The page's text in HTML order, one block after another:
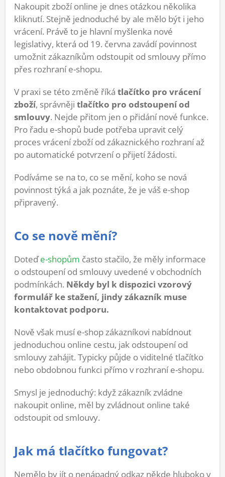
Nakoupit zboží online je dnes otázkou několika
kliknutí. Stejně jednoduché by ale mělo být i jeho
vrácení. Právě to je hlavní myšlenka nové
legislativy, která od 19. června zavádí povinnost
umožnit zákazníkům odstoupit od smlouvy přímo
přes rozhraní e-shopu.
V praxi se této změně říká tlačítko pro vrácení
zboží, správněji tlačítko pro odstoupení od
smlouvy. Nejde přitom jen o přidání nové funkce.
Pro řadu e-shopů bude potřeba upravit celý
proces vrácení zboží od zákaznického rozhraní až
po automatické potvrzení o přijetí žádosti.
Podíváme se na to, co se mění, koho se nová
povinnost týká a jak poznáte, že je váš e-shop
připravený.
Co se nově mění?
Doteďe-shopům často stačilo, že měly informace
o odstoupení od smlouvy uvedené v obchodních
podmínkách. Někdy byl k dispozici vzorový
formulář ke stažení, jindy zákazník muse
kontaktovat podporu.
Nově však musí e-shop zákazníkovi nabídnout
jednoduchou online cestu, jak odstoupení od
smlouvy zahájit. Typicky půjde o viditelné tlačítko
nebo obdobnou funkci přímo v rozhraní e-shopu.
Smysl je jednoduchý: když zákazník zvládne
nakoupit online, měl by zvládnout online také
odstoupit od smlouvy.
Jak má tlačítko fungovat?
Nemělo by jít o nenápadný odkaz někde hluboko v